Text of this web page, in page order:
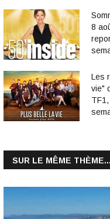
8
Les
vie"
SUR LE MÊME THÈME...